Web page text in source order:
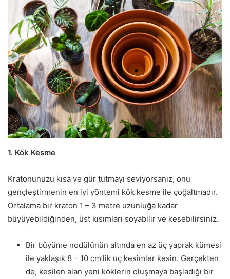
1. Kök Kesme
Kratonunuzu kısa ve gür tutmayı seviyorsanız, onu
gençleştirmenin en iyi yöntemi kök kesme ile çoğaltmadır.
Ortalama bir kraton 1 – 3 metre uzunluğa kadar
büyüyebildiğinden, üst kısımları soyabilir ve kesebilirsiniz.
Bir büyüme nodülünün altında en az üç yaprak kümesi
ile yaklaşık 8 – 10 cm’lik uç kesimler kesin. Gerçekten
de, kesilen alan yeni köklerin oluşmaya başladığı bir